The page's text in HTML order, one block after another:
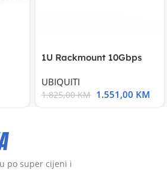
1U Rackmount 10Gbps
UBIQUITI
1.825,00KM 1.551,00 KM
po super cijeni i